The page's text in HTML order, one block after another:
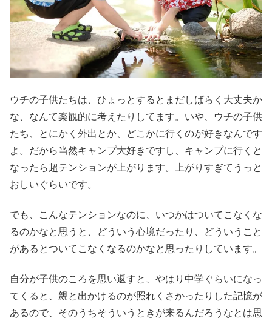
ウチの子供たちは、ひょっとするとまだしばらく大丈夫か
な、なんて楽観的に考えたりしてます。いや、ウチの子供
たち、とにかく外出とか、どこかに行くのが好きなんです
よ。だから当然キャンプ大好きですし、キャンプに行くと
なったら超テンションが上がります。上がりすぎてうっと
おしいぐらいです。
でも、こんなテンションなのに、いつかはついてこなくな
るのかなと思うと、どういう心境だったり、どういうこと
があるとついてこなくなるのかなと思ったりしています。
自分が子供のころを思い返すと、やはり中学ぐらいになっ
てくると、親と出かけるのが照れくさかったりした記憶が
あるので、そのうちそういうときが来るんだろうなとは思